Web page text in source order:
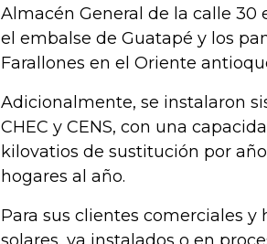
Almacén General de la calle 30
el embalse de Guatapé y los
Farallones en el Oriente
Adicionalmente, se instalaron
CHEC y CENS, con una
kilovatios de sustitución por
hogares al año.
Para sus clientes comerciales y